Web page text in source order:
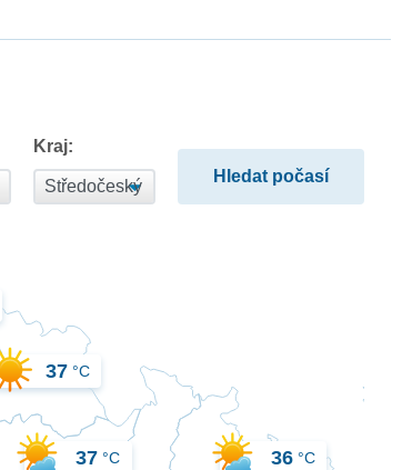
Kraj:
37 °C
36 °C
37 °C